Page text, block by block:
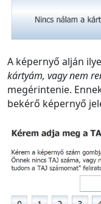
A képernyő alján
kártyám, vagy nem
megérintenie.
bekérő képernyő